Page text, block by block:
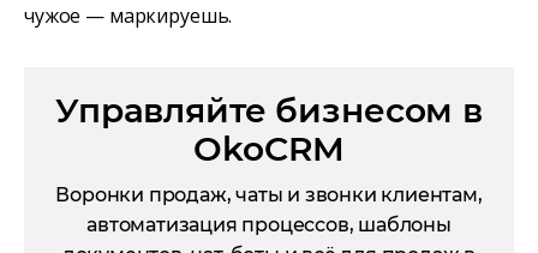
чужое — маркируешь.
Управляйте бизнесом в
OkoCRM
Воронки продаж, чаты и звонки клиентам,
автоматизация процессов, шаблоны